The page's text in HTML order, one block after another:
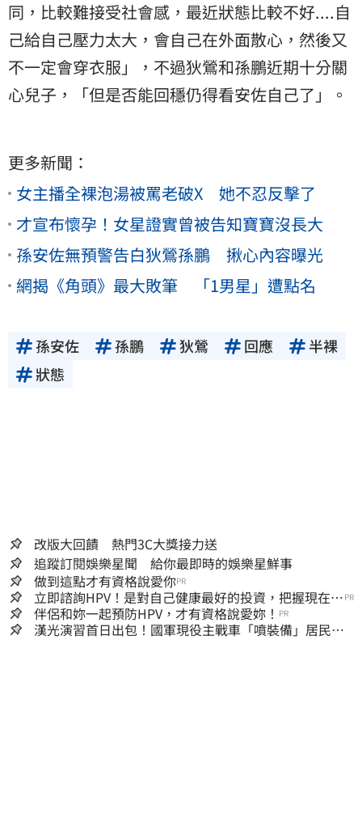
同，比較難接受社會感，最近狀態比較不好....自
己給自己壓力太大，會自己在外面散心，然後又
不一定會穿衣服」，不過狄鶯和孫鵬近期十分關
心兒子，「但是否能回穩仍得看安佐自己了」。
更多新聞：
女主播全裸泡湯被罵老破X 她不忍反擊了
才宣布懷孕！女星證實曾被告知寶寶沒長大
孫安佐無預警告白狄鶯孫鵬 揪心內容曝光
網揭《角頭》最大敗筆 「1男星」遭點名
孫安佐 孫鵬 狄鶯 回應
半裸
狀態
改版大回饋 熱門3C大獎接力送
追蹤訂閱娛樂星聞 給你最即時的娛樂星鮮事
做到這點才有資格說愛你PR
立即諮詢HPV！是對自己健康最好的投資，把握現在不
嫌晚！
PR
伴侶和妳一起預防HPV，才有資格說愛妳！ PR
漢光演習首日出包！國軍現役主戰車「噴裝備」居民撿